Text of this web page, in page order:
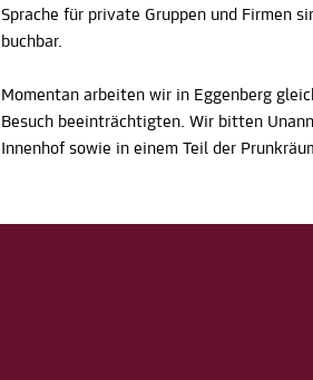
Sprache für private Gruppen und Firmen
buchbar.
Momentan arbeiten wir in Eggenberg
Besuch beeinträchtigten. Wir bitten
Innenhof sowie in einem Teil der